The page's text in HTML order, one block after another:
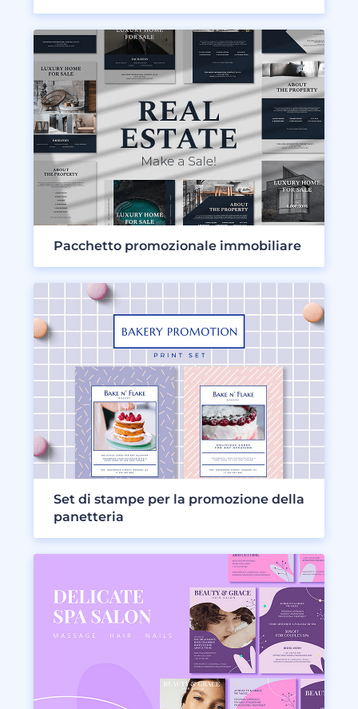
Pacchetto promozionale immobiliare
Set di stampe per la promozione della
panetteria